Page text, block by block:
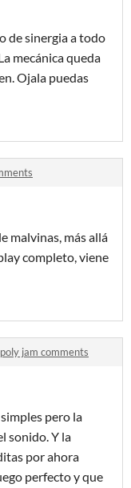
de sinergia a todo
mecánica queda
Ojala puedas
malvinas, más allá
completo, viene
jam comments
pero la
sonido. Y la
por ahora
perfecto y que